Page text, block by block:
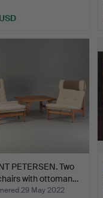
PETERSEN. Two
with ottoman…
29 May 2022